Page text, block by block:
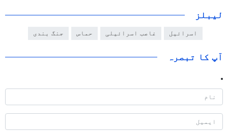
لیبلز
اسرائیل غاصب اسرائیلی حماس جنگ بندی
آپ کا تبصرہ